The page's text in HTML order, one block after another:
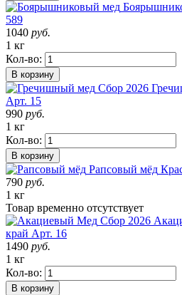
589
1040 руб.
1 кг
Кол-во:
В корзину
Сбор 2026
Арт. 15
990 руб.
1 кг
Кол-во:
В корзину
Рапсовый мёд
790 руб.
1 кг
Товар временно отсутствует
Сбор 2026
край Арт. 16
1490 руб.
1 кг
Кол-во:
В корзину